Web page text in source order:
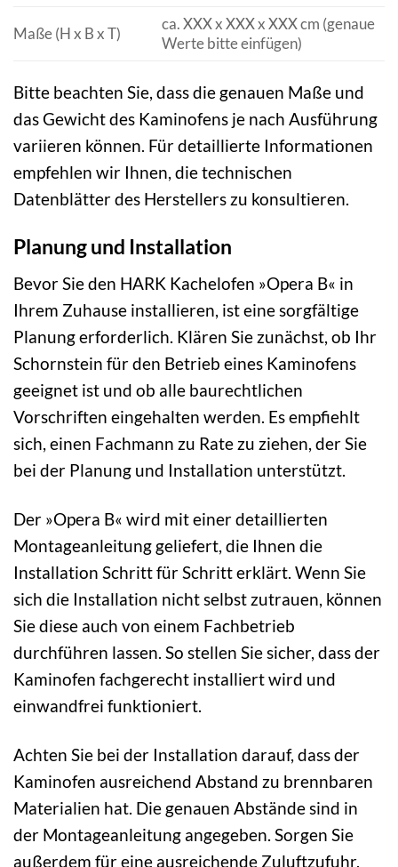
Maße (H x B x T)
ca. XXX x XXX x XXX cm (genaue
Werte bitte einfügen)
Bitte beachten Sie, dass die genauen Maße und
das Gewicht des Kaminofens je nach Ausführung
variieren können. Für detaillierte Informationen
empfehlen wir Ihnen, die technischen
Datenblätter des Herstellers zu konsultieren.
Planung und Installation
Bevor Sie den HARK Kachelofen »Opera B« in
Ihrem Zuhause installieren, ist eine sorgfältige
Planung erforderlich. Klären Sie zunächst, ob Ihr
Schornstein für den Betrieb eines Kaminofens
geeignet ist und ob alle baurechtlichen
Vorschriften eingehalten werden. Es empfiehlt
sich, einen Fachmann zu Rate zu ziehen, der Sie
bei der Planung und Installation unterstützt.
Der »Opera B« wird mit einer detaillierten
Montageanleitung geliefert, die Ihnen die
Installation Schritt für Schritt erklärt. Wenn Sie
sich die Installation nicht selbst zutrauen, können
Sie diese auch von einem Fachbetrieb
durchführen lassen. So stellen Sie sicher, dass der
Kaminofen fachgerecht installiert wird und
einwandfrei funktioniert.
Achten Sie bei der Installation darauf, dass der
Kaminofen ausreichend Abstand zu brennbaren
Materialien hat. Die genauen Abstände sind in
der Montageanleitung angegeben. Sorgen Sie
außerdem für eine ausreichende Zuluftzufuhr,